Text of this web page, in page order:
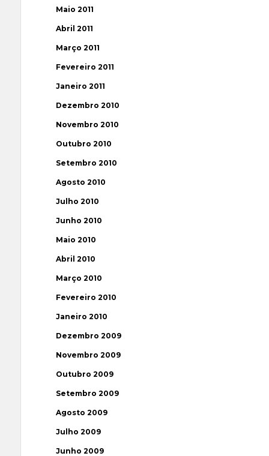
Maio 2011
Abril 2011
Março 2011
Fevereiro 2011
Janeiro 2011
Dezembro 2010
Novembro 2010
Outubro 2010
Setembro 2010
Agosto 2010
Julho 2010
Junho 2010
Maio 2010
Abril 2010
Março 2010
Fevereiro 2010
Janeiro 2010
Dezembro 2009
Novembro 2009
Outubro 2009
Setembro 2009
Agosto 2009
Julho 2009
Junho 2009